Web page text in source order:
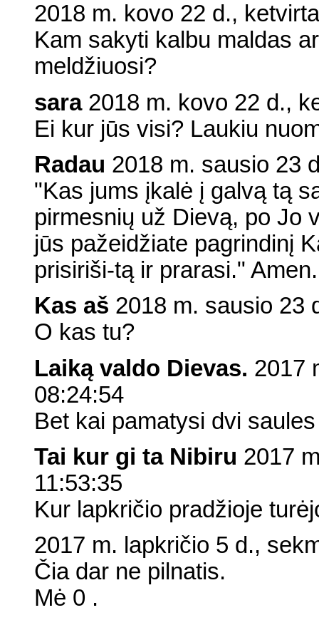
2018 m. kovo 22 d.,
Kam sakyti kalbu maldas
meldžiuosi?
sara2018 m. kovo 22 d.,
Ei kur jūs visi? Laukiu
Radau 2018 m. sausio 23
"Kas jums įkalė į galvą tą
pirmesnių už Dievą, po Jo
jūs pažeidžiate pagrindinį
prisiriši-tą ir prarasi." Amen.
Kas aš 2018 m. sausio 23
O kas tu?
Laiką valdo Dievas. 2017
08:24:54
Bet kai pamatysi dvi
Tai kur gi ta Nibiru 2017
11:53:35
Kur lapkričio pradžioje
2017 m. lapkričio 5 d.,
Čia dar ne pilnatis.
Mė 0 .